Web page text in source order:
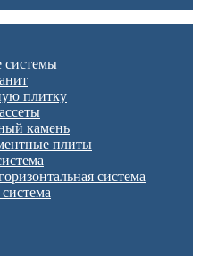
системы
плитку
камень
плиты
система